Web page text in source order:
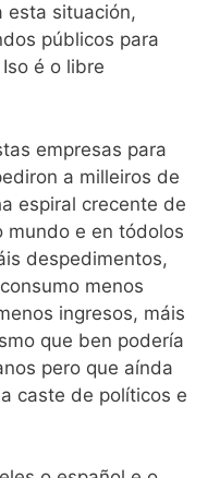
esta situación,
públicos para
é o libre
empresas para
a milleiros de
espiral crecente de
mundo e en tódolos
despedimentos,
menos
ingresos, máis
que ben podería
pero que aínda
caste de políticos e